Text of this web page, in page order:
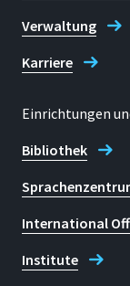
Verwaltung
Karriere
Einrichtungen
Bibliothek
International
Institute